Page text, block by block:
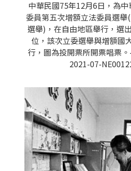
中華民國75年12月6日，為
委員第五次增額立法委員選
選舉)，在自由地區舉行，選
位，該次立委選舉與增額國
行，圖為投開票所開票唱票。
2021-07-